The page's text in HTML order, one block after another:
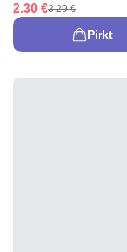
2.30 €3.29 €
Pirkt